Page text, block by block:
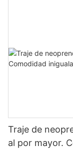
Traje de
al por mayor.